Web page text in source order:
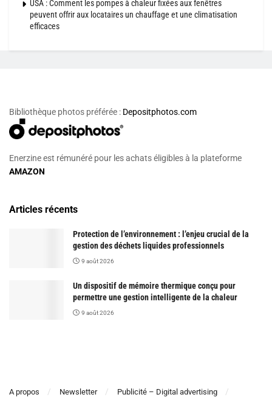
USA : Comment les pompes à chaleur fixées aux fenêtres
peuvent offrir aux locataires un chauffage et une climatisation
efficaces
Bibliothèque photos préférée : Depositphotos.com
Enerzine est rémunéré pour les achats éligibles à la plateforme
AMAZON
Articles récents
Protection de l’environnement : l’enjeu crucial de la
gestion des déchets liquides professionnels
9 août 2026
Un dispositif de mémoire thermique conçu pour
permettre une gestion intelligente de la chaleur
9 août 2026
A propos Newsletter Publicité – Digital advertising